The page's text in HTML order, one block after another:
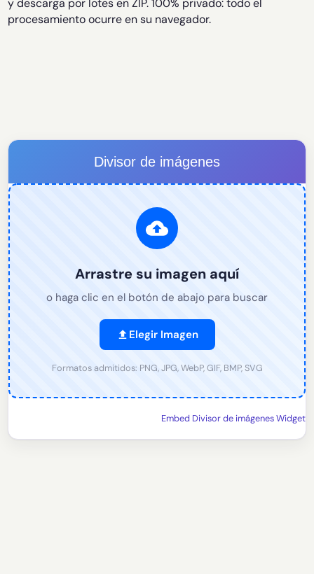
y descarga por lotes en ZIP. 100% privado: todo el
procesamiento ocurre en su navegador.
Divisor de imágenes
Arrastre su imagen aquí
o haga clic en el botón de abajo para buscar
Elegir Imagen
Formatos admitidos: PNG, JPG, WebP, GIF, BMP, SVG
Embed Divisor de imágenes Widget